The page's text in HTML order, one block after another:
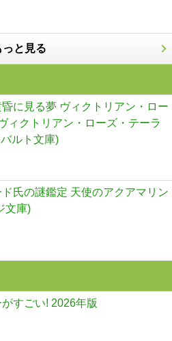
っと見る
に見る夢 ヴィクトリアン・ロー
ィクトリアン・ローズ・テーラ
ルト文庫)
氏の謎鑑定 天使のアクアマリン
文庫)
すごい! 2026年版